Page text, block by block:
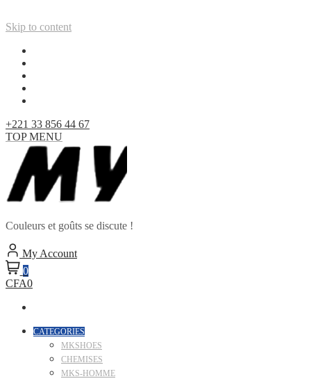
Skip to content
+221 33 856 44 67
TOP MENU
Couleurs et goûts se discute !
My Account
0
CFA0
CATEGORIES
MKSHOES
CHEMISES
MKS-HOMME